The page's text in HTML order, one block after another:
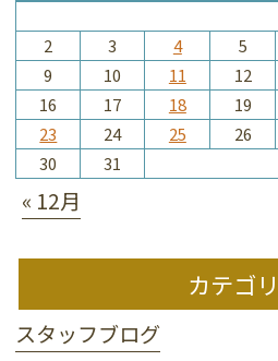
2
3 4 5
9
10 11 12
16
17 18 19
23
24 25 26
30
31
« 12月
カテゴ
スタッフブログ